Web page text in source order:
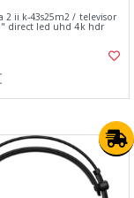
2 ii k-43s25m2 / televisor
direct led uhd 4k hdr